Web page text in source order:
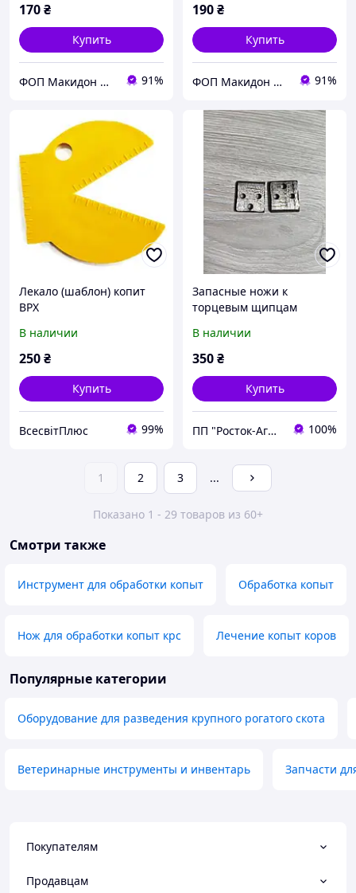
170₴
Купить
ФОП Макидон Людмила Викторовна 91%
190₴
Купить
ФОП Макидон Людмила Викторовна 91%
Лекало (шаблон) копит
ВРХ
В наличии
250₴
Купить
ВсесвітПлюс 99%
Запасные ножи к
торцевым щипцам
В наличии
350₴
Купить
ПП "Росток-Агро.Х" 100%
1 2 3 ...
Показано 1 - 29 товаров из 60+
Смотри также
Инструмент для обработки копыт Обработка копыт
Нож для обработки копыт крс Лечение копыт коров
Популярные категории
Оборудование для разведения крупного рогатого скота
Ветеринарные инструменты и инвентарь Запчасти
Покупателям
Продавцам